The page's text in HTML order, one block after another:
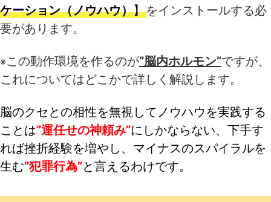
ケーション（ノウハウ）】をインストールする必
要があります。
※この動作環境を作るのが”脳内ホルモン”ですが、
これについてはどこかで詳しく解説します。
脳のクセとの相性を無視してノウハウを実践する
ことは”運任せの神頼み”にしかならない、下手す
れば挫折経験を増やし、マイナスのスパイラルを
生む”犯罪行為”と言えるわけです。